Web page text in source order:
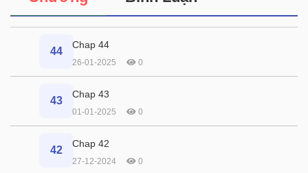
44
Chap 44
26-01-2025 0
43
Chap 43
01-01-2025 0
42
Chap 42
27-12-2024 0